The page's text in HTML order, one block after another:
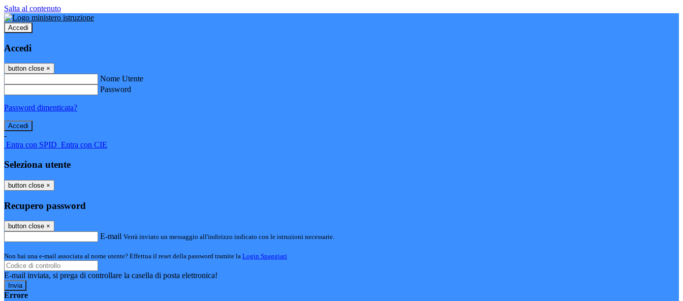
Salta al contenuto
Accedi
Accedi
button close ×
Nome Utente
Password
Password dimenticata?
-
Entra con SPID Entra con CIE
Seleziona utente
button close ×
Recupero password
button close ×
E-mail Verrà inviato un messaggio all'indirizzo indicato con le istruzioni necessarie.
Non hai una e-mail associata al nome utente? Effettua il reset della password tramite la Login Spaggiari
E-mail inviata, si prega di controllare la casella di posta elettronica!
Errore